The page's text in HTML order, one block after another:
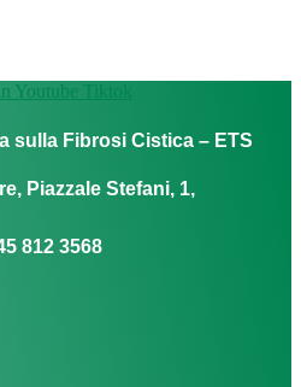
Youtube Tiktok
sulla Fibrosi Cistica – ETS
Piazzale Stefani, 1,
812 3568